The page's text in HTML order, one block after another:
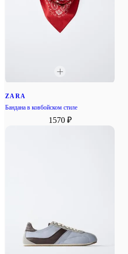
ZARA
Бандана в ковбойском стиле
1570 ₽